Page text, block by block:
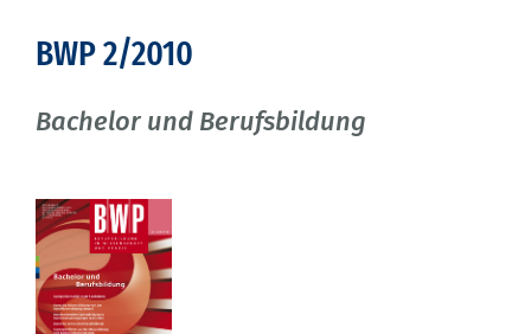
BWP 2/2010
Bachelor und Berufsbildung